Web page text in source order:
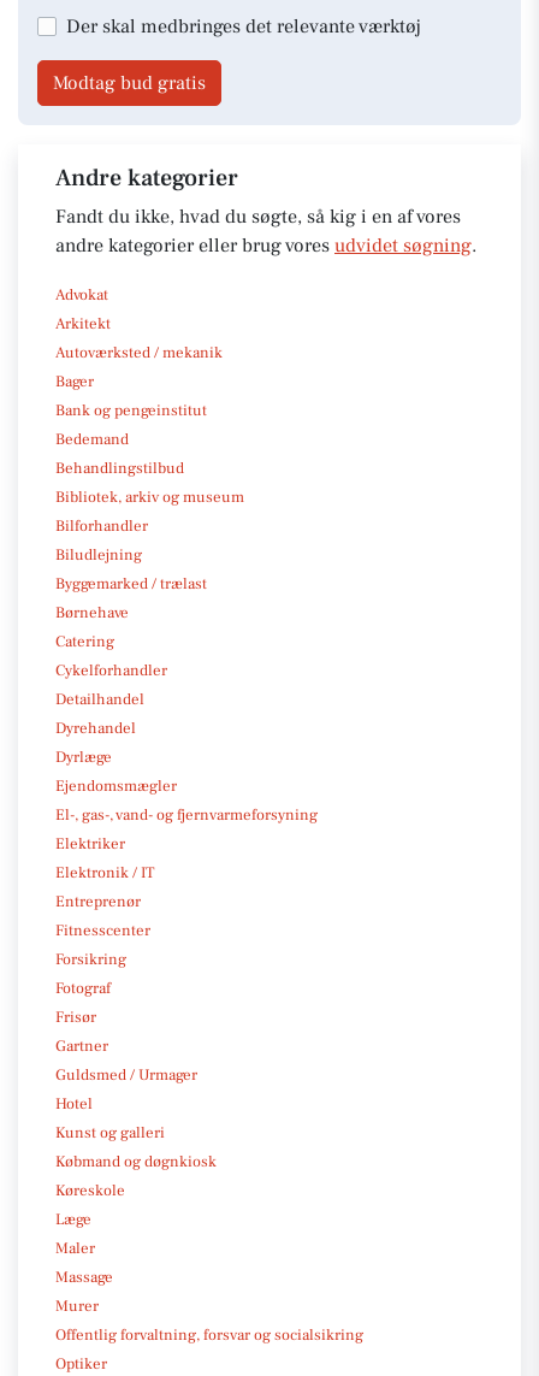
Der skal medbringes det relevante værktøj
Modtag bud gratis
Andre kategorier
Fandt du ikke, hvad du søgte, så kig i en af vores
andre kategorier eller brug vores udvidet søgning.
Advokat
Arkitekt
Autoværksted / mekanik
Bager
Bank og pengeinstitut
Bedemand
Behandlingstilbud
Bibliotek, arkiv og museum
Bilforhandler
Biludlejning
Byggemarked / trælast
Børnehave
Catering
Cykelforhandler
Detailhandel
Dyrehandel
Dyrlæge
Ejendomsmægler
El-, gas-, vand- og fjernvarmeforsyning
Elektriker
Elektronik / IT
Entreprenør
Fitnesscenter
Forsikring
Fotograf
Frisør
Gartner
Guldsmed / Urmager
Hotel
Kunst og galleri
Købmand og døgnkiosk
Køreskole
Læge
Maler
Massage
Murer
Offentlig forvaltning, forsvar og socialsikring
Optiker